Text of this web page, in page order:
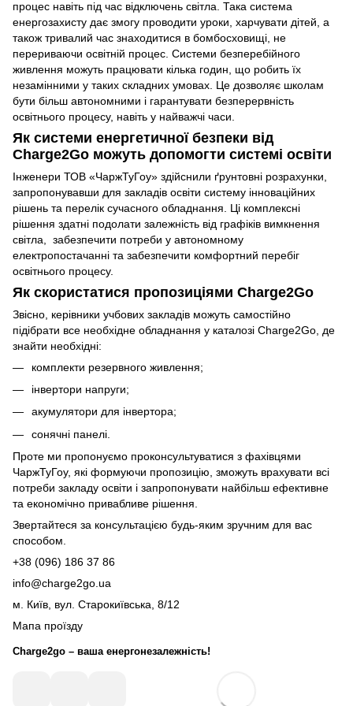
процес навіть під час відключень світла. Така система
енергозахисту дає змогу проводити уроки, харчувати дітей, а
також тривалий час знаходитися в бомбосховищі, не
перериваючи освітній процес. Системи безперебійного
живлення можуть працювати кілька годин, що робить їх
незамінними у таких складних умовах. Це дозволяє школам
бути більш автономними і гарантувати безперервність
освітнього процесу, навіть у найважчі часи.
Як системи енергетичної безпеки від
Charge2Go можуть допомогти системі освіти
Інженери ТОВ «ЧаржТуГоу» здійснили ґрунтовні розрахунки,
запропонувавши для закладів освіти систему інноваційних
рішень та перелік сучасного обладнання. Ці комплексні
рішення здатні подолати залежність від графіків вимкнення
світла, забезпечити потреби у автономному
електропостачанні та забезпечити комфортний перебіг
освітнього процесу.
Як скористатися пропозиціями Charge2Go
Звісно, керівники учбових закладів можуть самостійно
підібрати все необхідне обладнання у каталозі Charge2Go, де
знайти необхідні:
комплекти резервного живлення;
інвертори напруги;
акумулятори для інвертора;
сонячні панелі
Проте ми пропонуємо проконсультуватися з фахівцями
ЧаржТуГоу, які формуючи пропозицію, зможуть врахувати всі
потреби закладу освіти і запропонувати найбільш ефективне
та економічно привабливе рішення.
Звертайтеся за консультацією будь-яким зручним для вас
способом.
+38 (096) 186 37 86
info@charge2go.ua
м. Київ, вул. Старокиївська, 8/12
Мапа проїзду
Charge2go – ваша енергонезалежність!